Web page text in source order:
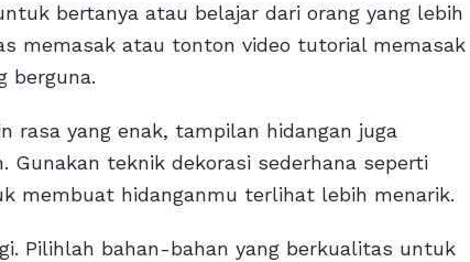
bertanya atau belajar dari orang yang lebih
memasak atau tonton video tutorial memasak
berguna.
rasa yang enak, tampilan hidangan juga
teknik dekorasi sederhana seperti
membuat hidanganmu terlihat lebih menarik.
Pilihlah bahan-bahan yang berkualitas untuk